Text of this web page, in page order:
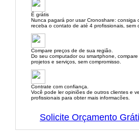
É grátis
Nunca pagará por usar Cronoshare: consiga
receba o contato de até 4 profissionais, sem
Compare preços de de sua região.
Do seu computador ou smartphone,
projetos e serviços, sem compromisso.
Contrate com confiança.
Você pode ler opiniões de outros clientes e
profissionais para obter mais informacões.
Solicite Orçamento